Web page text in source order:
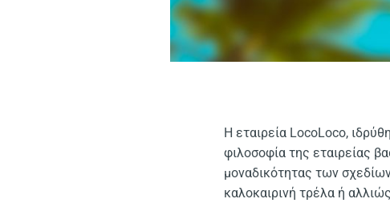
Η εταιρεία LocoLoco,
φιλοσοφία της εταιρείας
μοναδικότητας των
καλοκαιρινή τρέλα ή